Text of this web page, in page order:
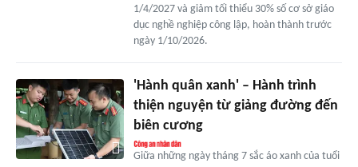
1/4/2027 và giảm tối thiểu 30% số cơ sở giáo
dục nghề nghiệp công lập, hoàn thành trước
ngày 1/10/2026.
'Hành quân xanh' – Hành trình
thiện nguyện từ giảng đường đến
biên cương
Giữa những ngày tháng 7 sắc áo xanh của tuổi